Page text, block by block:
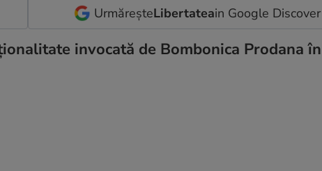
UrmăreșteLibertateain Google Discover
invocată de Bombonica Prodana în